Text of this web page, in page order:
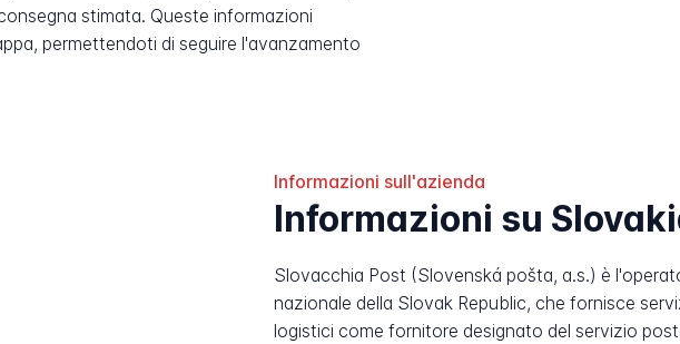
stimata. Queste informazioni
permettendoti di seguire l'avanzamento
Informazioni sull'azienda
Informazioni su
Slovacchia Post (Slovenská pošta, a.s.) è
nazionale della Slovak Republic, che fornisce
logistici come fornitore designato del servizio